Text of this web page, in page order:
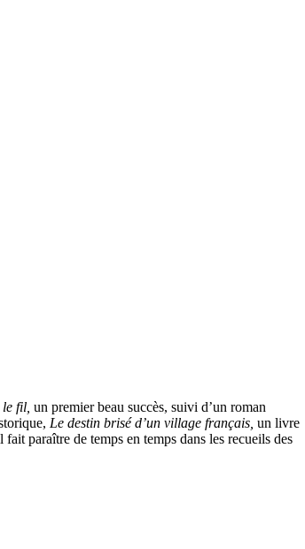
fil, un premier beau succès, suivi d’un roman
Le destin brisé d’un village français, un livre
paraître de temps en temps dans les recueils des